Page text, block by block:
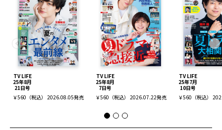
TV LIFE
25年8月
21日号
￥560（税込） 2026.08.05発売
TV LIFE
25年8月
7日号
￥560（税込） 2026.07.22発売
TV LIFE
25年7月
10日号
￥560（税込）